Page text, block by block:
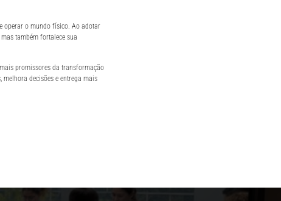
operar o mundo físico. Ao adotar
também fortalece sua
promissores da transformação
decisões e entrega mais